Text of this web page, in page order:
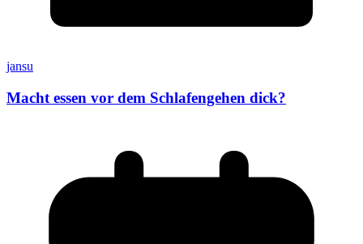
jansu
Macht essen vor dem Schlafengehen dick?